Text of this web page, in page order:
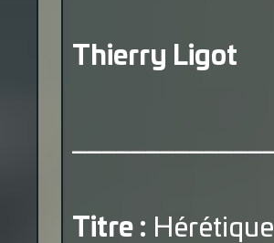
Thierry Ligot
Titre : Hérétique